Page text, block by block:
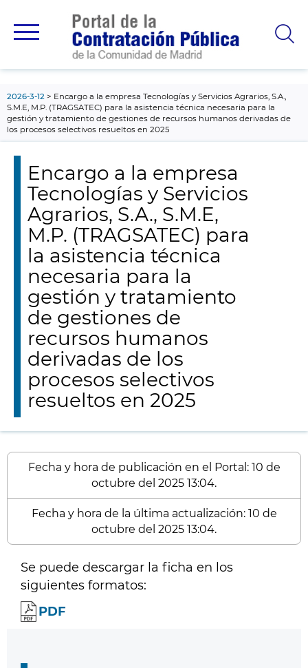
principal
2026-3-12
Encargo a la empresa Tecnologías y Servicios Agrarios, S.A.,
S.M.E, M.P. (TRAGSATEC) para la asistencia técnica necesaria para la
gestión y tratamiento de gestiones de recursos humanos derivadas de
los procesos selectivos resueltos en 2025
Encargo a la empresa
Tecnologías y Servicios
Agrarios, S.A., S.M.E,
M.P. (TRAGSATEC) para
la asistencia técnica
necesaria para la
gestión y tratamiento
de gestiones de
recursos humanos
derivadas de los
procesos selectivos
resueltos en 2025
Fecha y hora de publicación en el Portal: 10 de
octubre del 2025 13:04.
Fecha y hora de la última actualización: 10 de
octubre del 2025 13:04.
Se puede descargar la ficha en los
siguientes formatos:
PDF